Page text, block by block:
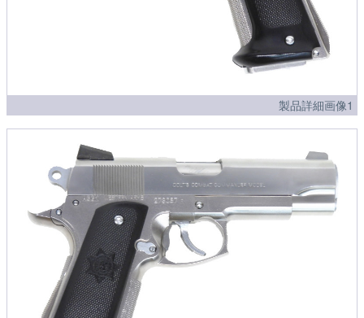
製品詳細画像1